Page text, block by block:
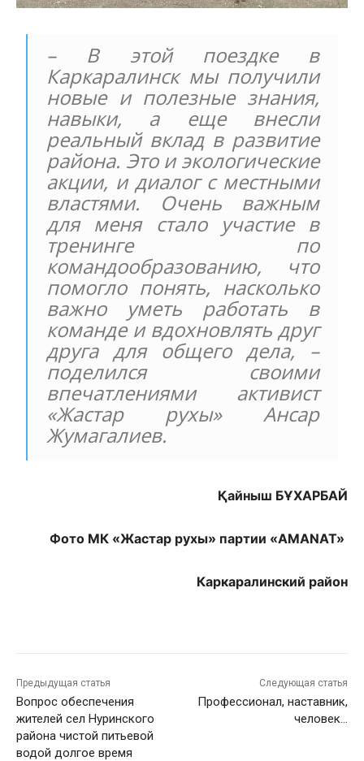
– В этой поездке в
Каркаралинск мы получили
новые и полезные знания,
навыки, а еще внесли
реальный вклад в развитие
района. Это и экологические
акции, и диалог с местными
властями. Очень важным
для меня стало участие в
тренинге по
командообразованию, что
помогло понять, насколько
важно уметь работать в
команде и вдохновлять друг
друга для общего дела, –
поделился своими
впечатлениями активист
«Жастар рухы» Ансар
Жумагалиев.
Қайныш БҰХАРБАЙ
Фото МК «Жастар рухы» партии «AMANAT»
Каркаралинский район
Предыдущая статья
Вопрос обеспечения
жителей сел Нуринского
района чистой питьевой
водой долгое время
Следующая статья
Профессионал, наставник,
человек…